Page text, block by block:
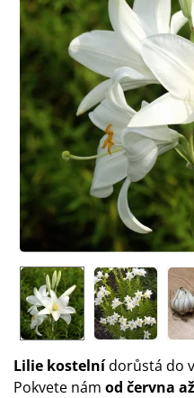
Lilie kostelnídorůstá do
Pokvete nám od června